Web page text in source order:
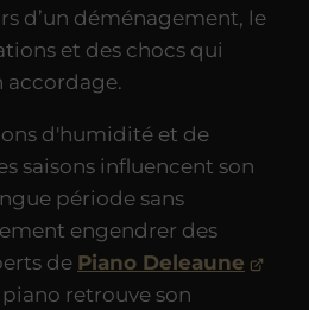
d’un déménagement, le
et des chocs qui
accordage.
d'humidité et de
saisons influencent son
période sans
engendrer des
de Piano Deleaune
piano retrouve son